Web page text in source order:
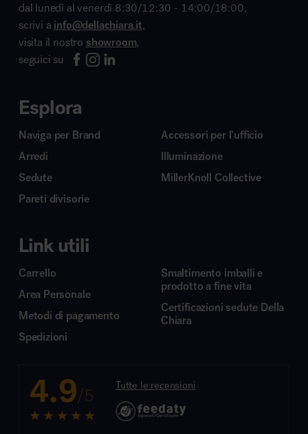
dal lunedì al venerdì 8:30/12:30 - 14:00/18:00,
scrivi a info@dellachiara.it,
visita il nostro showroom,
seguici su
Esplora
Naviga per Brand
Arredi
Sedute
Pareti divisorie
Accessori per l’ufficio
Illuminazione
MillerKnoll Collective
Link utili
Carrello
Area Personale
Metodi di pagamento
Spedizioni
Smaltimento imballi e
prodotto a fine vita
Certificazioni sedute Della
Chiara
4.9/5 Tutte le recensioni